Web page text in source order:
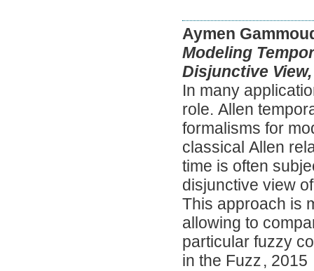
Aymen
Modeling
Disjunctive View,
In many
role. Allen
formalisms for
classical Allen
time is often
disjunctive view
This approach is
allowing to
particular fuzzy
in the Fuzz, 2015